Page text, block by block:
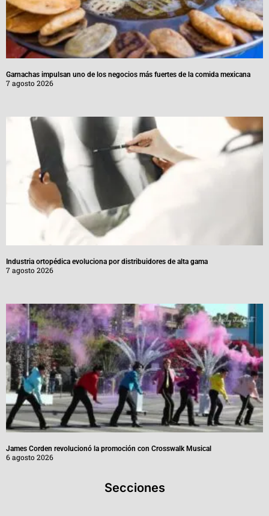
Garnachas impulsan uno de los negocios más fuertes de la comida mexicana
7 agosto 2026
Industria ortopédica evoluciona por distribuidores de alta gama
7 agosto 2026
James Corden revolucionó la promoción con Crosswalk Musical
6 agosto 2026
Secciones